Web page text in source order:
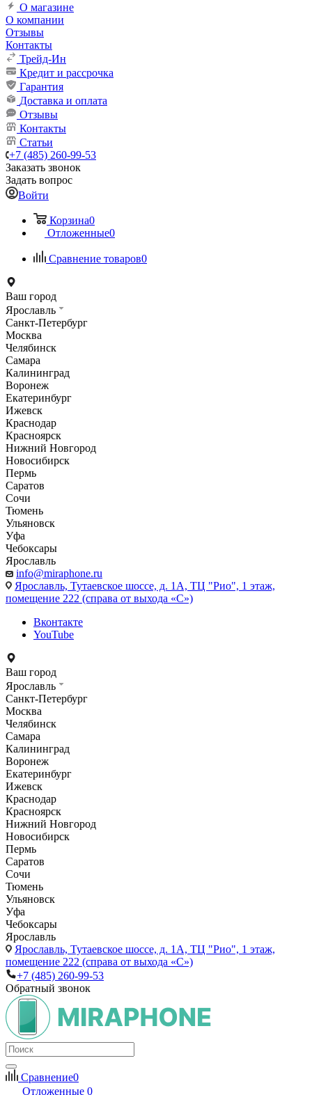
О магазине
О компании
Отзывы
Контакты
Трейд-Ин
Кредит и рассрочка
Гарантия
Доставка и оплата
Отзывы
Контакты
Статьи
+7 (485) 260-99-53
Заказать звонок
Задать вопрос
Войти
Корзина0
Отложенные0
Сравнение товаров0
Ваш город
Ярославль
Санкт-Петербург
Москва
Челябинск
Самара
Калининград
Воронеж
Екатеринбург
Ижевск
Краснодар
Красноярск
Нижний Новгород
Новосибирск
Пермь
Саратов
Сочи
Тюмень
Ульяновск
Уфа
Чебоксары
Ярославль
info@miraphone.ru
Ярославль, Тутаевское шоссе, д. 1А, ТЦ "Рио", 1 этаж,
помещение 222 (справа от выхода «С»)
Вконтакте
YouTube
Ваш город
Ярославль
Санкт-Петербург
Москва
Челябинск
Самара
Калининград
Воронеж
Екатеринбург
Ижевск
Краснодар
Красноярск
Нижний Новгород
Новосибирск
Пермь
Саратов
Сочи
Тюмень
Ульяновск
Уфа
Чебоксары
Ярославль
Ярославль, Тутаевское шоссе, д. 1А, ТЦ "Рио", 1 этаж,
помещение 222 (справа от выхода «С»)
+7 (485) 260-99-53
Обратный звонок
Сравнение0
Отложенные 0